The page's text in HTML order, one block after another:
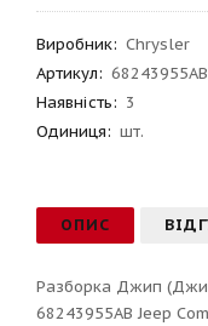
Виробник: Chrysler
Артикул: 68243955AB
Наявність: 3
Одиниця: шт.
ОПИС
Разборка Джип
68243955AB Jeep